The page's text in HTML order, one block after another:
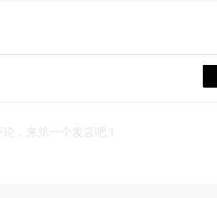
，来第一个发言吧！